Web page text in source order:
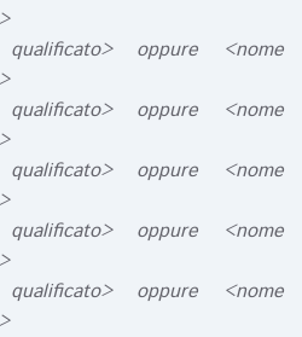
oppure <nome
oppure <nome
oppure <nome
oppure <nome
oppure <nome